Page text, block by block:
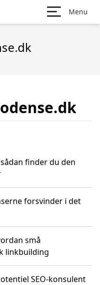
Menu
finder du den
forsvinder i det
små
linkbuilding
SEO-konsulent